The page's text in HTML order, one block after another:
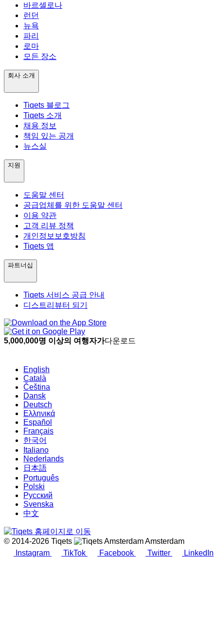
바르셀로나
런던
뉴욕
파리
로마
모든 장소
회사 소개
Tiqets 블로그
Tiqets 소개
채용 정보
책임 있는 공개
뉴스실
지원
도움말 센터
공급업체를 위한 도움말 센터
이용 약관
고객 리뷰 정책
개인정보보호방침
Tiqets 앱
파트너십
Tiqets 서비스 공급 안내
디스트리뷰터 되기
5,000,000명 이상의 여행자가다운로드
English
Català
Čeština
Dansk
Deutsch
Ελληνικά
Español
Français
한국어
Italiano
Nederlands
日本語
Português
Polski
Русский
Svenska
中文
© 2014-2026 Tiqets
Amsterdam
Instagram
TikTok Facebook Twitter LinkedIn